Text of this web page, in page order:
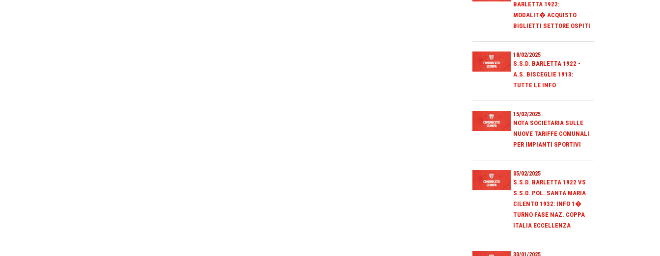
BARLETTA 1922:
MODALIT� ACQUISTO
BIGLIETTI SETTORE OSPITI
18/02/2025
S.S.D. BARLETTA 1922 -
A.S. BISCEGLIE 1913:
TUTTE LE INFO
15/02/2025
NOTA SOCIETARIA SULLE
NUOVE TARIFFE COMUNALI
PER IMPIANTI SPORTIVI
05/02/2025
S.S.D. BARLETTA 1922 VS
S.S.D. POL. SANTA MARIA
CILENTO 1932: INFO 1�
TURNO FASE NAZ. COPPA
ITALIA ECCELLENZA
30/01/2025